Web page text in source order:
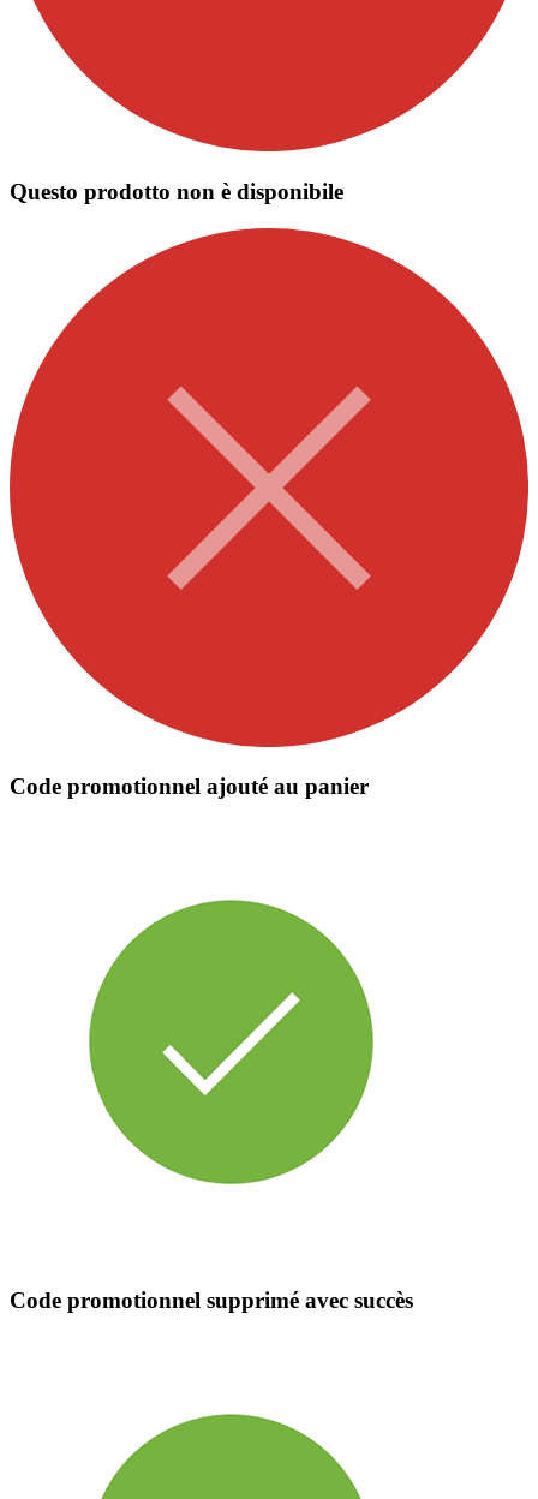
Questo prodotto non è disponibile
Code promotionnel ajouté au panier
Code promotionnel supprimé avec succès